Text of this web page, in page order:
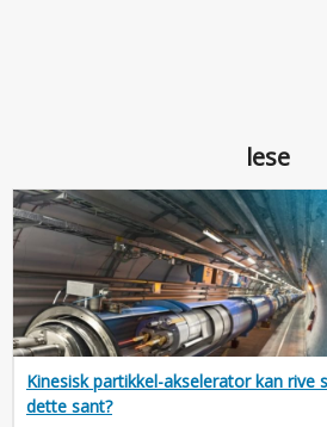
lese
Kinesisk partikkel-akselerator kan rive
dette sant?